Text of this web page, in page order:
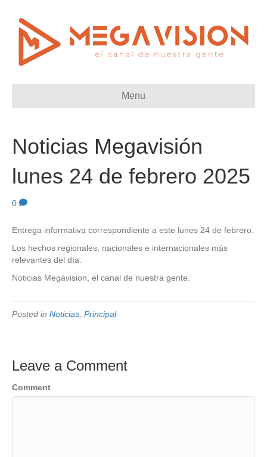
Menu
Noticias Megavisión
lunes 24 de febrero 2025
0
Entrega informativa correspondiente a este lunes 24 de febrero.
Los hechos regionales, nacionales e internacionales más
relevantes del día.
Noticias Megavision, el canal de nuestra gente.
Posted in Noticias Principal
Leave a Comment
Comment